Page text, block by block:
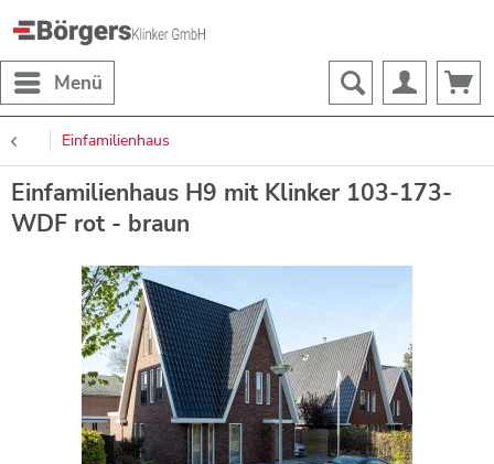
Menü
Einfamilienhaus
Einfamilienhaus H9 mit Klinker 103-173-
WDF rot - braun